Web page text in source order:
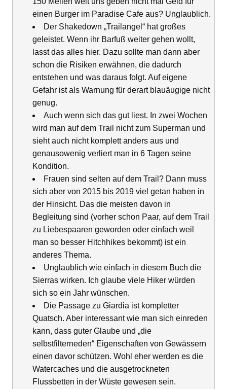
einen Burger im Paradise Cafe aus? Unglaublich.
Der Shakedown „Trailangel“ hat großes
geleistet. Wenn ihr Barfuß weiter gehen wollt,
lasst das alles hier. Dazu sollte man dann aber
schon die Risiken erwähnen, die dadurch
entstehen und was daraus folgt. Auf eigene
Gefahr ist als Warnung für derart blauäugige nicht
genug.
Auch wenn sich das gut liest. In zwei Wochen
wird man auf dem Trail nicht zum Superman und
sieht auch nicht komplett anders aus und
genausowenig verliert man in 6 Tagen seine
Kondition.
Frauen sind selten auf dem Trail? Dann muss
sich aber von 2015 bis 2019 viel getan haben in
der Hinsicht. Das die meisten davon in
Begleitung sind (vorher schon Paar, auf dem Trail
zu Liebespaaren geworden oder einfach weil
man so besser Hitchhikes bekommt) ist ein
anderes Thema.
Unglaublich wie einfach in diesem Buch die
Sierras wirken. Ich glaube viele Hiker würden
sich so ein Jahr wünschen.
Die Passage zu Giardia ist kompletter
Quatsch. Aber interessant wie man sich einreden
kann, dass guter Glaube und „die
selbstfilterneden“ Eigenschaften von Gewässern
einen davor schützen. Wohl eher werden es die
Watercaches und die ausgetrockneten
Flussbetten in der Wüste gewesen sein.